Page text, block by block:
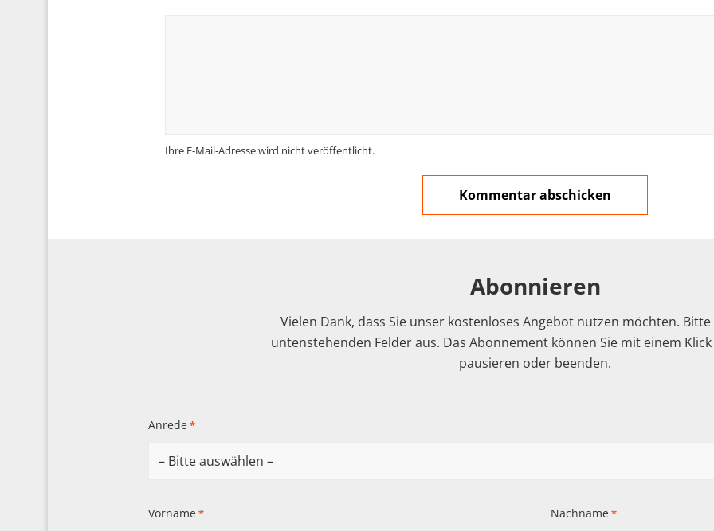
Ihre E-Mail-Adresse wird nicht veröffentlicht.
Abonnieren
Vielen Dank, dass Sie unser kostenloses Angebot nutzen möchten.
untenstehenden Felder aus. Das Abonnement können Sie mit einem
pausieren oder beenden.
Anrede *
Vorname * Nachname *